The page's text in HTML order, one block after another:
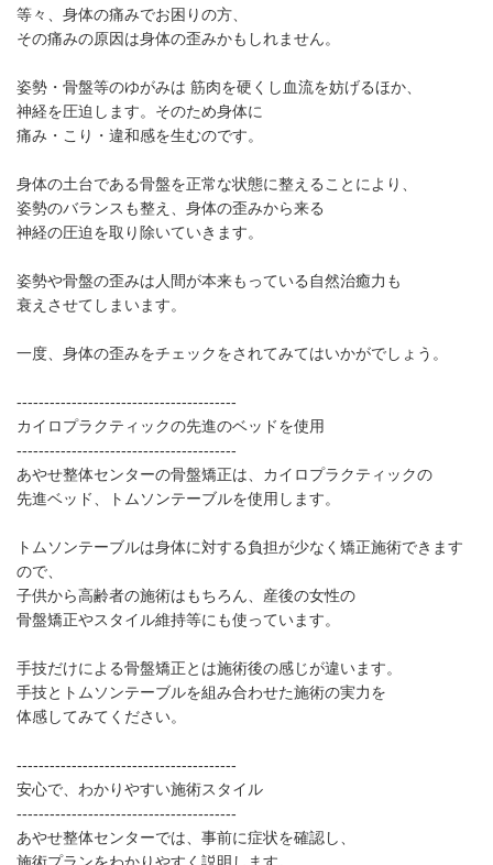
等々、身体の痛みでお困りの方、
その痛みの原因は身体の歪みかもしれません。
姿勢・骨盤等のゆがみは 筋肉を硬くし血流を妨げるほか、
神経を圧迫します。そのため身体に
痛み・こり・違和感を生むのです。
身体の土台である骨盤を正常な状態に整えることにより、
姿勢のバランスも整え、身体の歪みから来る
神経の圧迫を取り除いていきます。
姿勢や骨盤の歪みは人間が本来もっている自然治癒力も
衰えさせてしまいます。
一度、身体の歪みをチェックをされてみてはいかがでしょう。
----------------------------------------
カイロプラクティックの先進のベッドを使用
----------------------------------------
あやせ整体センターの骨盤矯正は、カイロプラクティックの
先進ベッド、トムソンテーブルを使用します。
トムソンテーブルは身体に対する負担が少なく矯正施術できます
ので、
子供から高齢者の施術はもちろん、産後の女性の
骨盤矯正やスタイル維持等にも使っています。
手技だけによる骨盤矯正とは施術後の感じが違います。
手技とトムソンテーブルを組み合わせた施術の実力を
体感してみてください。
----------------------------------------
安心で、わかりやすい施術スタイル
----------------------------------------
あやせ整体センターでは、事前に症状を確認し、